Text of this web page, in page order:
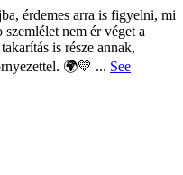
érdemes arra is figyelni, mi
nem ér véget a
is része annak,
🌍💛 ... See